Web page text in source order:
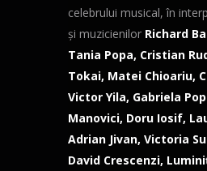
celebrului musical, în
şi muzicienilor Richard
Tania Popa, Cristian
Tokai, Matei Chioariu,
Victor Yila, Gabriela
Manovici, Doru Iosif,
Adrian Jivan, Victoria
David Crescenzi,